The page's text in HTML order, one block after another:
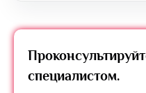
специалистом.